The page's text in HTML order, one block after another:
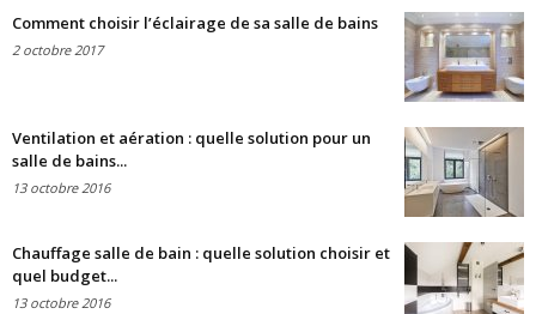
Comment choisir l’éclairage de sa salle de bains
2 octobre 2017
Ventilation et aération : quelle solution pour un
salle de bains...
13 octobre 2016
Chauffage salle de bain : quelle solution choisir et
quel budget...
13 octobre 2016